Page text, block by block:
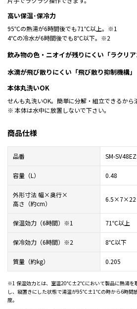
高い保温･保冷力
95℃の熱湯が6時間後でも71℃以上。※1
4℃の冷水が6時間後でも8℃以下。※2
飲み物の色・ニオイが残りにくい「ラクリア
水滴が飛び散りにくい「飛び散り抑制機構」
本体丸洗いOK
せんも丸洗いOK。簡単に分解・組立できるから
※ 本体は水中に放置しないで下さい。
商品仕様
品番 SM-
容量（L） 0.48
外形寸法 幅×奥行×
高さ（約cm）
6.5×7×22
保温効力（6時間）※1 71℃以上
保冷効力（6時間）※2 8℃以下
質量（約kg） 0.205
※1 保温効力とは、室温20℃±2℃において製品に熱湯を
し、縦置きにした状態で湯温が95℃±1℃の時から6時間
度。